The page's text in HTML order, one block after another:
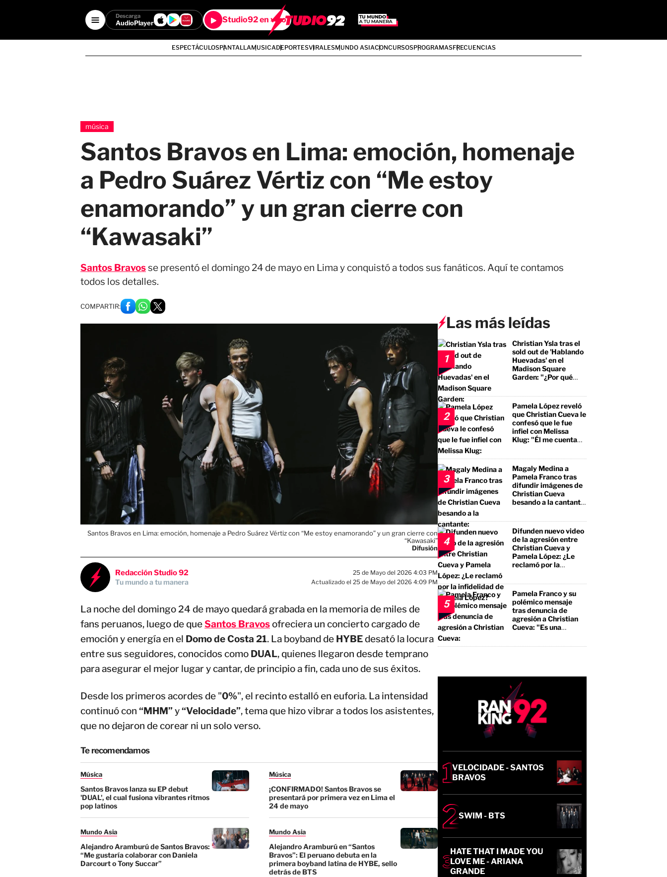
Descarga
AudioPlayer Studio92 en vivo
ESPECTÁCULOSPANTALLAMUSICADEPORTESVIRALESMUNDO ASIACONCURSOSPROGRAMASFRECUENCIAS
música
Santos Bravos en Lima: emoción, homenaje
a Pedro Suárez Vértiz con “Me estoy
enamorando” y un gran cierre con
“Kawasaki”
Santos Bravosse presentó el domingo 24 de mayo en Lima y conquistó a todos sus fanáticos. Aquí te contamos
todos los detalles.
COMPARTIR:
Santos Bravos en Lima: emoción, homenaje a Pedro Suárez Vértiz con “Me estoy enamorando” y un gran cierre con
“Kawasaki”
Difusión
Redacción Studio 92
Tu mundo a tu manera
25 de Mayo del 2026 4:03 PM
Actualizado el 25 de Mayo del 2026 4:09 PM
La noche del domingo 24 de mayo quedará grabada en la memoria de miles de
fans peruanos, luego de queSantos Bravosofreciera un concierto cargado de
emoción y energía en el Domo de Costa 21. La boyband de HYBEdesató la locura
entre sus seguidores, conocidos como DUAL, quienes llegaron desde temprano
para asegurar el mejor lugar y cantar, de principio a fin, cada uno de sus éxitos.
Desde los primeros acordes de "0%", el recinto estalló en euforia. La intensidad
continuó con “MHM” y“Velocidade”, tema que hizo vibrar a todos los asistentes,
que no dejaron de corear ni un solo verso.
Te recomendamos
Música
Santos Bravos lanza su EP debut
'DUAL', el cual fusiona vibrantes ritmos
pop latinos
Música
¡CONFIRMADO! Santos Bravos se
presentará por primera vez en Lima el
24 de mayo
Mundo Asia
Alejandro Aramburú de Santos Bravos:
“Me gustaría colaborar con Daniela
Darcourt o Tony Succar”
Mundo Asia
Alejandro Aramburú en “Santos
Bravos”: El peruano debuta en la
primera boyband latina de HYBE, sello
detrás de BTS
Las más leídas
1
Christian Ysla tras el
sold out de 'Hablando
Huevadas' en el
Madison Square
Garden: "¿Por qué
2
Pamela López reveló
que Christian Cueva le
confesó que le fue
infiel con Melissa
Klug: "Él me cuenta
3
Magaly Medina a
Pamela Franco tras
difundir imágenes de
Christian Cueva
besando a la cantante:
a un borracho, a un
pegalón"
4
Difunden nuevo video
de la agresión entre
Christian Cueva y
Pamela López: ¿Le
reclamó por la
5
Pamela Franco y su
polémico mensaje
tras denuncia de
agresión a Christian
Cueva: "Es una
VELOCIDADE - SANTOS
BRAVOS
SWIM - BTS
HATE THAT I MADE YOU
LOVE ME - ARIANA
GRANDE